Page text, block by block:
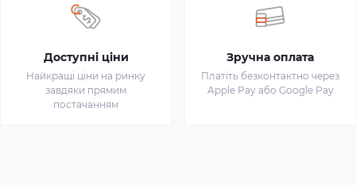
Доступні ціни
Найкращі ціни на ринку
завдяки прямим
постачанням
Зручна оплата
Платіть безконтактно через
Apple Pay або Google Pay